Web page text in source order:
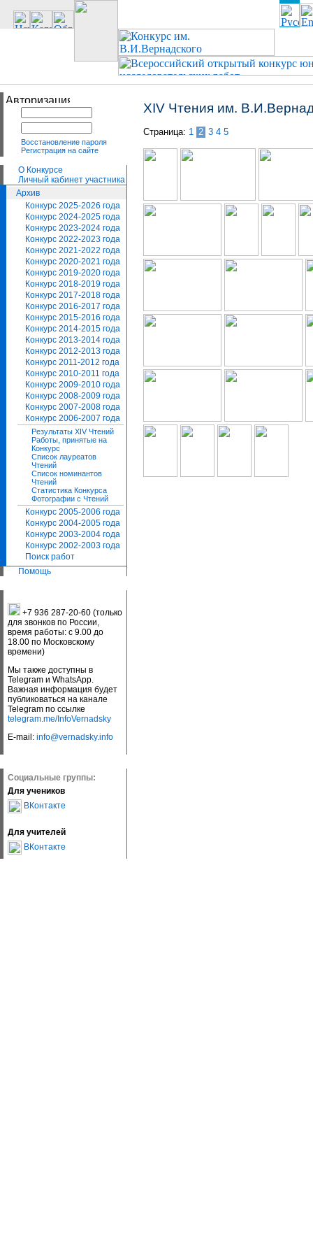
Восстановление пароля
Регистрация на сайте
О Конкурсе
Личный кабинет участника
Архив
Конкурс 2025-2026 года
Конкурс 2024-2025 года
Конкурс 2023-2024 года
Конкурс 2022-2023 года
Конкурс 2021-2022 года
Конкурс 2020-2021 года
Конкурс 2019-2020 года
Конкурс 2018-2019 года
Конкурс 2017-2018 года
Конкурс 2016-2017 года
Конкурс 2015-2016 года
Конкурс 2014-2015 года
Конкурс 2013-2014 года
Конкурс 2012-2013 года
Конкурс 2011-2012 года
Конкурс 2010-2011 года
Конкурс 2009-2010 года
Конкурс 2008-2009 года
Конкурс 2007-2008 года
Конкурс 2006-2007 года
Результаты XIV Чтений
Работы, принятые на
Конкурс
Список лауреатов
Чтений
Список номинантов
Чтений
Статистика Конкурса
Фотографии с Чтений
Конкурс 2005-2006 года
Конкурс 2004-2005 года
Конкурс 2003-2004 года
Конкурс 2002-2003 года
Поиск работ
Помощь
+7 936 287-20-60 (только
для звонков по России,
время работы: с 9.00 до
18.00 по Московскому
времени)
Мы также доступны в
Telegram и WhatsApp.
Важная информация будет
публиковаться на канале
Telegram по ссылке
telegram.me/InfoVernadsky
E-mail: info@vernadsky.info
Социальные группы:
Для учеников
ВКонтакте
Для учителей
ВКонтакте
XIV Чтения им.
Страница: 1 2 3 4 5